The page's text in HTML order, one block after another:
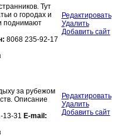
Тут
о городах и
поднимают
8068 235-92-17
Редактировать
Удалить
Добавить сайт
за рубежом
Описание
13-31 E-mail:
Редактировать
Удалить
Добавить сайт